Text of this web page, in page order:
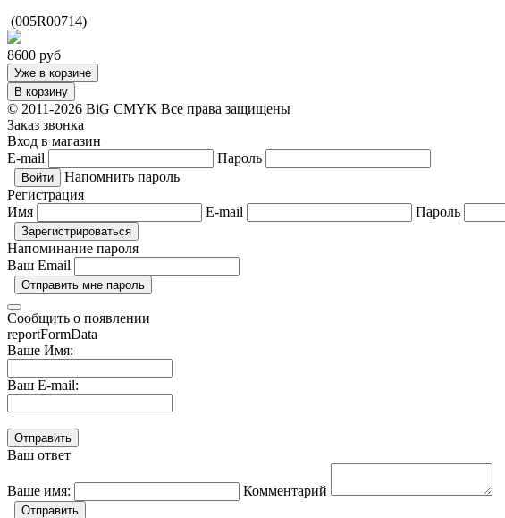
(005R00714)
8600 руб
Уже в корзине
В корзину
© 2011-2026 BiG CMYK Все права защищены
Заказ звонка
Вход в магазин
E-mail
Пароль
Напомнить пароль
Регистрация
Имя
E-mail Пароль
Напоминание пароля
Ваш Email
Сообщить о появлении
reportFormData
Ваше Имя:
Ваш E-mail:
Ваш ответ
Ваше имя: Комментарий
Отправить